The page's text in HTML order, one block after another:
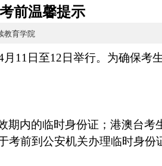
前温馨提示
教育学院
11日至12日举行。为确保考
期内的临时身份证；港澳台考
前到公安机关办理临时身份